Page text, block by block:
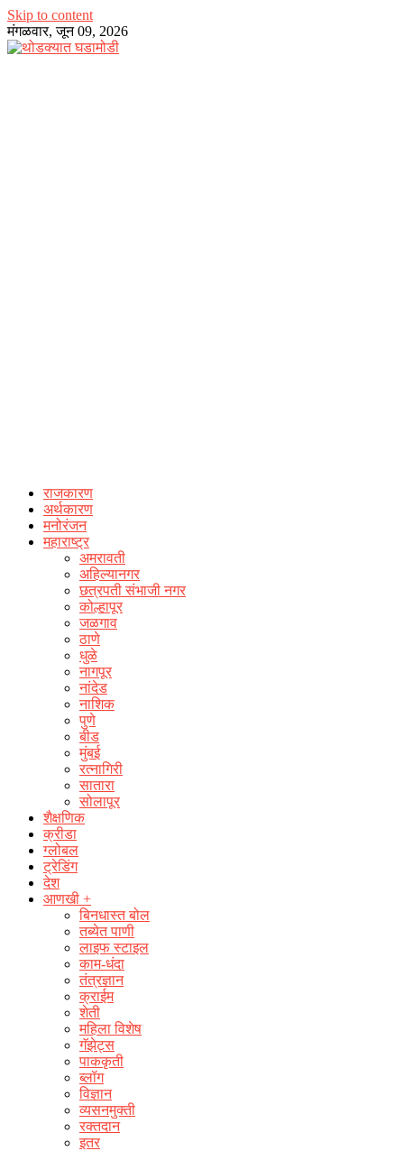
Skip to content
मंगळवार, जून 09, 2026
राजकारण
अर्थकारण
मनोरंजन
महाराष्ट्र
अमरावती
अहिल्यानगर
छत्रपती संभाजी नगर
कोल्हापूर
जळगाव
ठाणे
धुळे
नागपूर
नांदेड
नाशिक
पुणे
बीड
मुंबई
रत्नागिरी
सातारा
सोलापूर
शैक्षणिक
क्रीडा
ग्लोबल
ट्रेडिंग
देश
आणखी +
बिनधास्त बोल
तब्येत पाणी
लाइफ स्टाइल
काम-धंदा
तंत्रज्ञान
क्राईम
शेती
महिला विशेष
गॅझेट्स
पाककृती
ब्लॉग
विज्ञान
व्यसनमुक्ती
रक्‍तदान
इतर